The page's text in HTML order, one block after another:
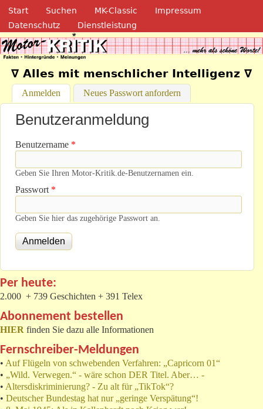
Direkt zum Inhalt
Navigation
Start Suchen MK-Classic
Impressum
Datenschutz
Dienstleistung
Motor-Kritik.de
∇ Alles mit menschlicher Intelligenz ∇
Anmelden (aktiver Reiter)
Neues Passwort anfordern
Benutzeranmeldung
Benutzername *
Geben Sie Ihren Motor-Kritik.de-Benutzernamen ein.
Passwort *
Geben Sie hier das zugehörige Passwort an.
Per heute:
2.000 + 739 Geschichten + 391 Telex
Abonnement bestellen
HIER finden Sie dazu alle Informationen
Fernschreiber-Meldungen
• Auf Flügeln von schwebenden Verfahren: „Capricorn 01“
• „Wild. Verwegen.“ - wäre schon DER Titel. Aber… -
• Altersdiskriminierung? - Zu alt für „TikTok“?
• Deutscher Bundestag hat nur „geringe Verspätung“!